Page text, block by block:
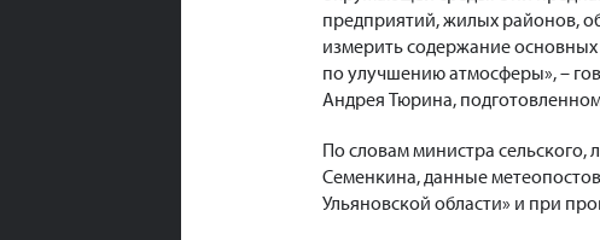
предприятий, жилых районов,
измерить содержание
по улучшению атмосферы», –
Андрея Тюрина,
По словам министра сельского,
Семенкина, данные
Ульяновской области» и при